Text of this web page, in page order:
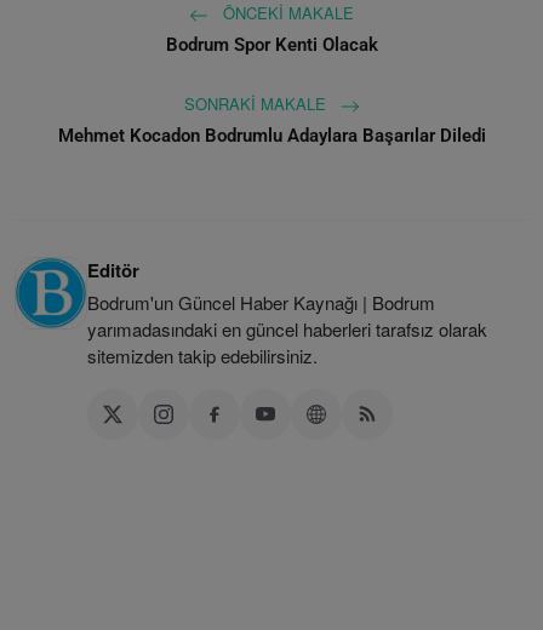
ÖNCEKI MAKALE
Bodrum Spor Kenti Olacak
SONRAKI MAKALE
Mehmet Kocadon Bodrumlu Adaylara Başarılar Diledi
Editör
Bodrum'un Güncel Haber Kaynağı | Bodrum
yarımadasındaki en güncel haberleri tarafsız olarak
sitemizden takip edebilirsiniz.